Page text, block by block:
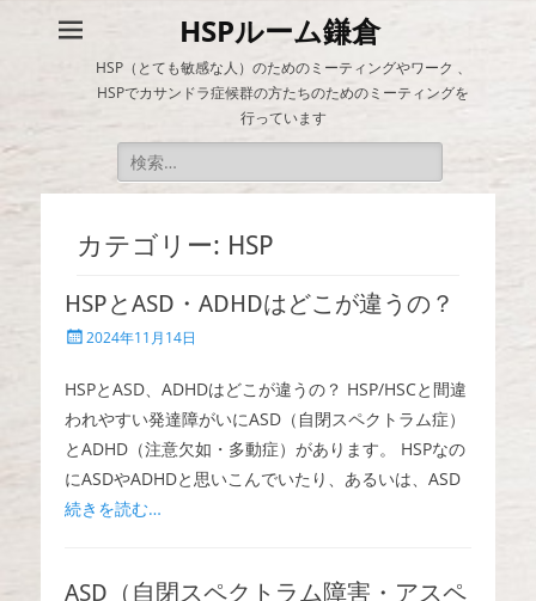
HSPルーム鎌倉
HSP（とても敏感な人）のためのミーティングやワーク 、
HSPでカサンドラ症候群の方たちのためのミーティングを
行っています
カテゴリー: HSP
HSPとASD・ADHDはどこが違うの？
投
日
2024年11月14日
HSPとASD、ADHDはどこが違うの？ HSP/HSCと間違
われやすい発達障がいにASD（自閉スペクトラム症）
とADHD（注意欠如・多動症）があります。 HSPなの
にASDやADHDと思いこんでいたり、あるいは、ASD
続きを読む…
ASD（自閉スペクトラム障害・アスペ